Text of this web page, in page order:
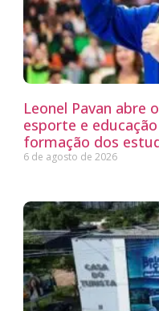
Leonel Pavan abre
esporte e
formação dos
6 de agosto de 2026